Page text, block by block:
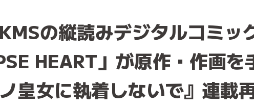
の縦読みデジタルコミッ
HEART」が原作・作画
皇女に執着しないで』連載